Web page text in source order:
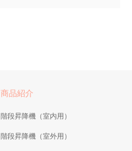
商品紹介
階段昇降機（室内用）
階段昇降機（室外用）